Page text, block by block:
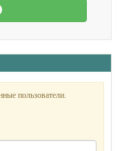
пользователи.